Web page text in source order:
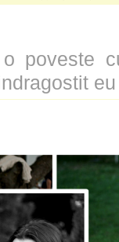
poveste